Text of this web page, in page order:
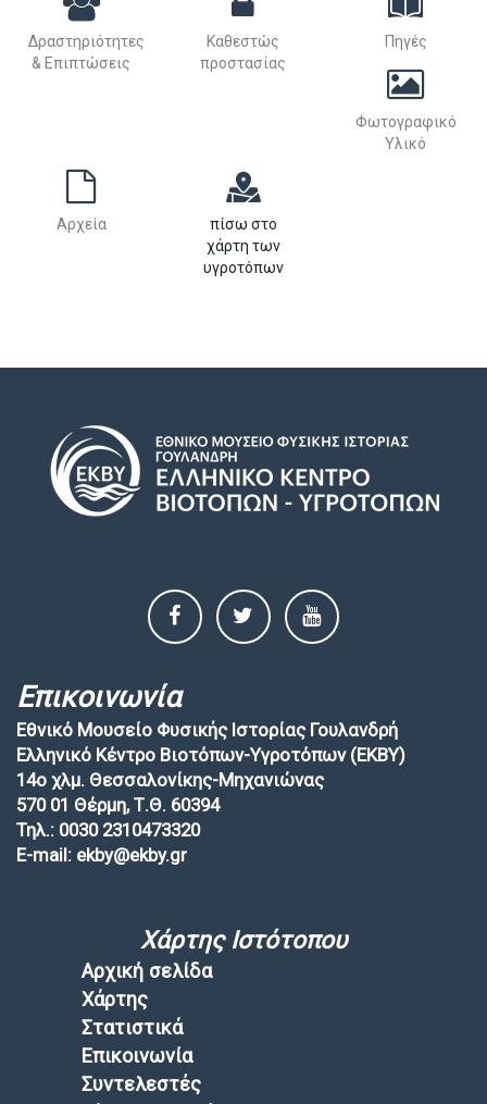
Δραστηριότητες
& Επιπτώσεις
Καθεστώς
προστασίας
Πηγές
Φωτογραφικό
Υλικό
Αρχεία
πίσω στο
χάρτη των
υγροτόπων
Επικοινωνία
Εθνικό Μουσείο Φυσικής Ιστορίας Γουλανδρή
Ελληνικό Κέντρο Βιοτόπων-Υγροτόπων (EKBY)
14ο χλμ. Θεσσαλονίκης-Μηχανιώνας
570 01 Θέρμη, Τ.Θ. 60394
Τηλ.: 0030 2310473320
E-mail: ekby@ekby.gr
Χάρτης Ιστότοπου
Αρχική σελίδα
Χάρτης
Στατιστικά
Επικοινωνία
Συντελεστές